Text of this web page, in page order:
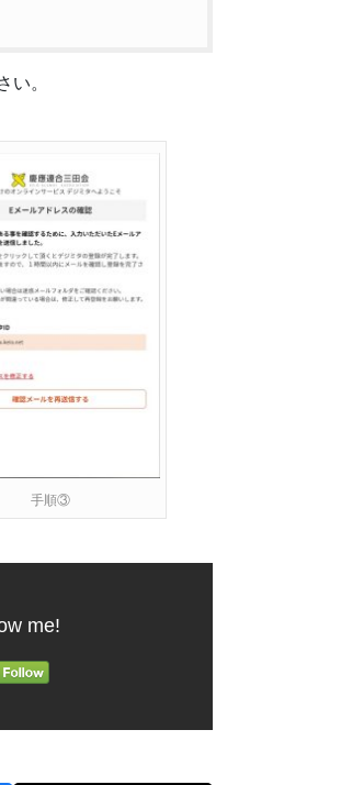
い。
手順③
me!